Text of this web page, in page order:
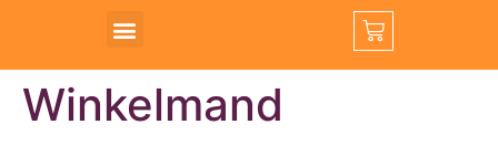
Winkelmand